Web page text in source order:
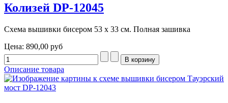
Колизей DP-12045
Схема вышивки бисером 53 х 33 см. Полная зашивка
Цена: 890,00 руб
Описание товара